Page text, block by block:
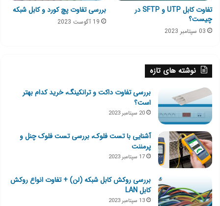
تفاوت کابل UTP و SFTP در
چیست؟
03 سپتامبر 2023
بررسی تفاوت پچ کورد و کابل شبکه
19 آگوست 2023
نوشته های تازه
بررسی تفاوت داکت و ترانکینگ، خرید کدام بهتر
است؟
20 سپتامبر 2023
آشنایی با تست فلوک، بررسی تست فلوک چنل و
پرمننت
17 سپتامبر 2023
بررسی روکش کابل شبکه (لن) + تفاوت انواع روکش
کابل LAN
13 سپتامبر 2023